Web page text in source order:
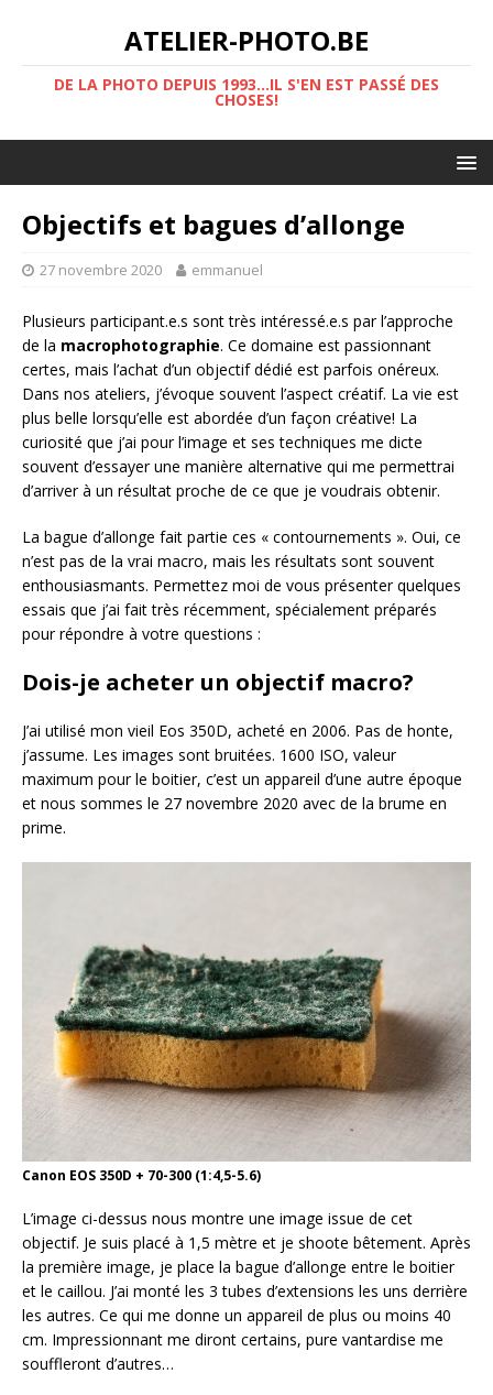
ATELIER-PHOTO.BE
DE LA PHOTO DEPUIS 1993...IL S'EN EST PASSÉ DES
CHOSES!
Objectifs et bagues d’allonge
27 novembre 2020 emmanuel
Plusieurs participant.e.s sont très intéressé.e.s par l’approche
de la macrophotographie. Ce domaine est passionnant
certes, mais l’achat d’un objectif dédié est parfois onéreux.
Dans nos ateliers, j’évoque souvent l’aspect créatif. La vie est
plus belle lorsqu’elle est abordée d’un façon créative! La
curiosité que j’ai pour l’image et ses techniques me dicte
souvent d’essayer une manière alternative qui me permettrai
d’arriver à un résultat proche de ce que je voudrais obtenir.
La bague d’allonge fait partie ces « contournements ». Oui, ce
n’est pas de la vrai macro, mais les résultats sont souvent
enthousiasmants. Permettez moi de vous présenter quelques
essais que j’ai fait très récemment, spécialement préparés
pour répondre à votre questions :
Dois-je acheter un objectif macro?
J’ai utilisé mon vieil Eos 350D, acheté en 2006. Pas de honte,
j’assume. Les images sont bruitées. 1600 ISO, valeur
maximum pour le boitier, c’est un appareil d’une autre époque
et nous sommes le 27 novembre 2020 avec de la brume en
prime.
Canon EOS 350D + 70-300 (1:4,5-5.6)
L’image ci-dessus nous montre une image issue de cet
objectif. Je suis placé à 1,5 mètre et je shoote bêtement. Après
la première image, je place la bague d’allonge entre le boitier
et le caillou. J’ai monté les 3 tubes d’extensions les uns derrière
les autres. Ce qui me donne un appareil de plus ou moins 40
cm. Impressionnant me diront certains, pure vantardise me
souffleront d’autres…